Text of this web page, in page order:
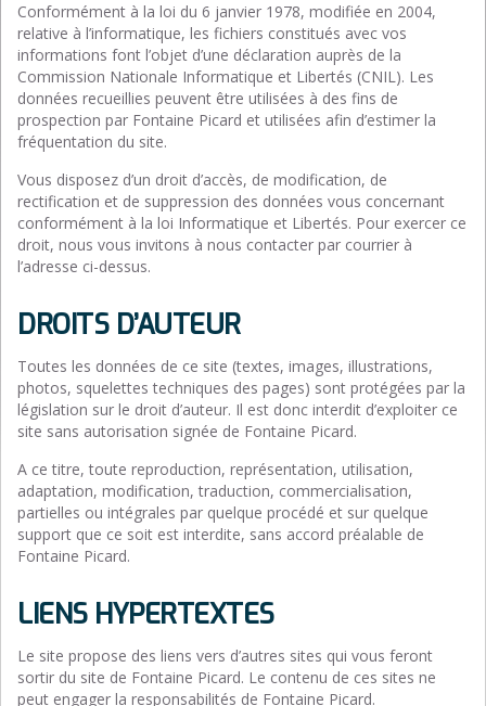
Conformément à la loi du 6 janvier 1978, modifiée en 2004,
relative à l’informatique, les fichiers constitués avec vos
informations font l’objet d’une déclaration auprès de la
Commission Nationale Informatique et Libertés (CNIL). Les
données recueillies peuvent être utilisées à des fins de
prospection par Fontaine Picard et utilisées afin d’estimer la
fréquentation du site.
Vous disposez d’un droit d’accès, de modification, de
rectification et de suppression des données vous concernant
conformément à la loi Informatique et Libertés. Pour exercer ce
droit, nous vous invitons à nous contacter par courrier à
l’adresse ci-dessus.
DROITS D’AUTEUR
Toutes les données de ce site (textes, images, illustrations,
photos, squelettes techniques des pages) sont protégées par la
législation sur le droit d’auteur. Il est donc interdit d’exploiter ce
site sans autorisation signée de Fontaine Picard.
A ce titre, toute reproduction, représentation, utilisation,
adaptation, modification, traduction, commercialisation,
partielles ou intégrales par quelque procédé et sur quelque
support que ce soit est interdite, sans accord préalable de
Fontaine Picard.
LIENS HYPERTEXTES
Le site propose des liens vers d’autres sites qui vous feront
sortir du site de Fontaine Picard. Le contenu de ces sites ne
peut engager la responsabilités de Fontaine Picard.